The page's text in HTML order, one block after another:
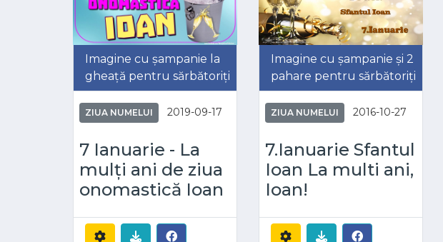
Imagine cu șampanie la
gheață pentru sărbătoriți
ZIUA NUMELUI 2019-09-17
7 Ianuarie - La
mulți ani de ziua
onomastică Ioan
Imagine cu șampanie și 2
pahare pentru sărbătoriți
ZIUA NUMELUI 2016-10-27
7.Ianuarie Sfantul
Ioan La multi ani,
Ioan!